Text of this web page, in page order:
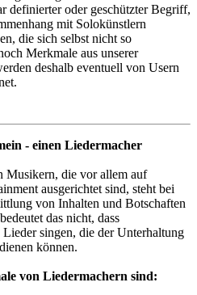
definierter oder geschützter Begriff,
mit Solokünstlern
die sich selbst nicht so
Merkmale aus unserer
deshalb eventuell von Usern
- einen Liedermacher
Musikern, die vor allem auf
ausgerichtet sind, steht bei
von Inhalten und Botschaften
das nicht, dass
singen, die der Unterhaltung
können.
von Liedermachern sind: